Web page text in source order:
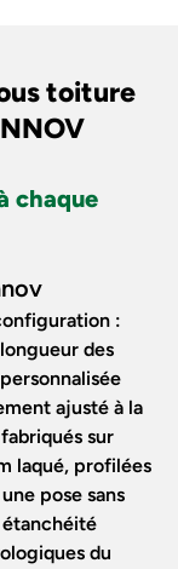
toiture
chaque
:
des
ajusté à la
sur
laqué, profilées
pose sans
du